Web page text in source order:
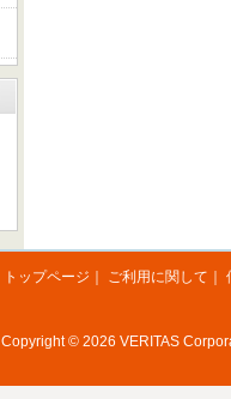
トップページ ご利用に関して
Copyright © 2026 VERITAS